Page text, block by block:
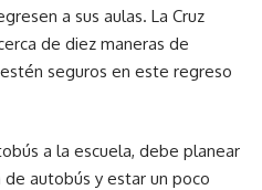
a sus aulas. La Cruz
de diez maneras de
seguros en este regreso
a la escuela, debe planear
autobús y estar un poco